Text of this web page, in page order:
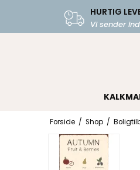
HURTIG
Vi sender
Forside / Shop /